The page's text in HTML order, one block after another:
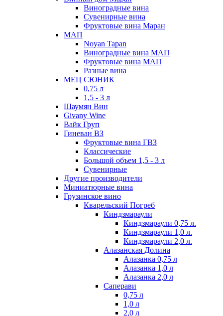
Виноградные вина
Сувенирные вина
Фруктовые вина Маран
МАП
Noyan Tapan
Виноградные вина МАП
Фруктовые вина МАП
Разные вина
МЕЦ СЮНИК
0,75 л
1,5 - 3 л
Шаумян Вин
Givany Wine
Вайк Груп
Гиневан ВЗ
Фруктовые вина ГВЗ
Классические
Большой объем 1,5 - 3 л
Сувенирные
Другие производители
Миниатюрные вина
Грузинское вино
Кварельский Погреб
Киндзмараули
Киндзмараули 0,75 л.
Киндзмараули 1,0 л.
Киндзмараули 2,0 л.
Алазанская Долина
Алазанка 0,75 л
Алазанка 1,0 л
Алазанка 2,0 л
Саперави
0,75 л
1,0 л
2,0 л